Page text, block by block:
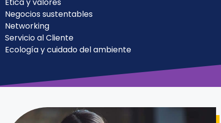
Ética y valores
Negocios sustentables
Networking
Servicio al Cliente
Ecología y cuidado del ambiente